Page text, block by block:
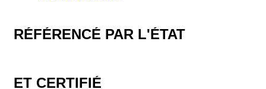
RÉFÉRENCÉ PAR L'ÉTAT
ET CERTIFIÉ